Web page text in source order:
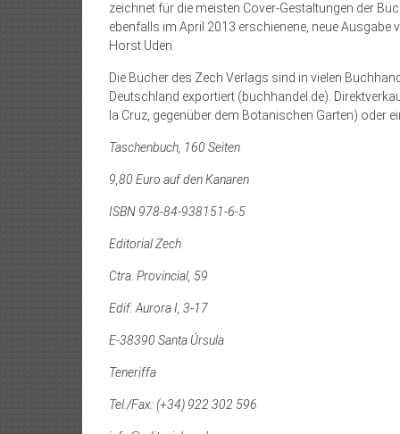
zeichnet für die meisten Cover-Gestaltungen der
ebenfalls im April 2013 erschienene, neue Ausgabe
Horst Uden.
Die Bücher des Zech Verlags sind in vielen
Deutschland exportiert (buchhandel.de).
la Cruz, gegenüber dem Botanischen Garten) oder
Taschenbuch, 160 Seiten
9,80 Euro auf den Kanaren
ISBN 978-84-938151-6-5
Editorial Zech
Ctra. Provincial, 59
Edif. Aurora I, 3-17
E-38390 Santa Úrsula
Teneriffa
Tel./Fax: (+34) 922 302 596